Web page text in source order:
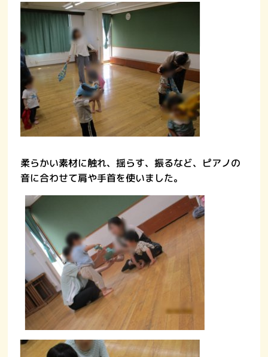
柔らかい素材に触れ、揺らす、振るなど、ピアノの
音に合わせて肩や手首を使いました。